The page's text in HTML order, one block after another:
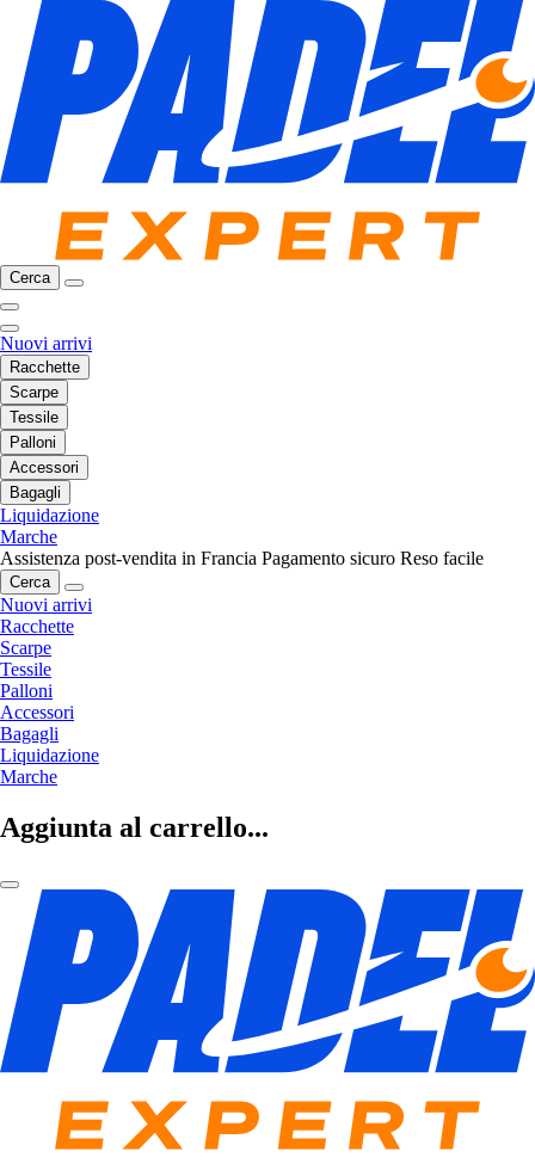
Cerca
Nuovi arrivi
Racchette
Scarpe
Tessile
Palloni
Accessori
Bagagli
Liquidazione
Marche
Assistenza post-vendita in Francia Pagamento sicuro Reso facile
Cerca
Nuovi arrivi
Racchette
Scarpe
Tessile
Palloni
Accessori
Bagagli
Liquidazione
Marche
Aggiunta al carrello...